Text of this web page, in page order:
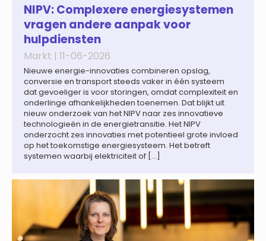
wereldwijd naar verwachting afnemen tot 1,3% in reële
termen in […]
NIPV: Complexere energiesystemen
vragen andere aanpak voor
hulpdiensten
Markt | 11-06-2026
Nieuwe energie-innovaties combineren opslag,
conversie en transport steeds vaker in één systeem
dat gevoeliger is voor storingen, omdat complexiteit en
onderlinge afhankelijkheden toenemen. Dat blijkt uit
nieuw onderzoek van het NIPV naar zes innovatieve
technologieën in de energietransitie. Het NIPV
onderzocht zes innovaties met potentieel grote invloed
op het toekomstige energiesysteem. Het betreft
systemen waarbij elektriciteit of […]